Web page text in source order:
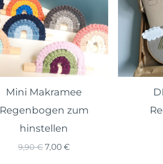
Mini Makramee
Regenbogen zum
hinstellen
9,90€ Ursprünglicher
7,00 €Aktueller